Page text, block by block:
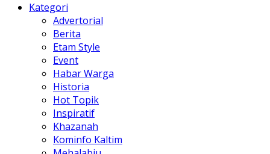
Kategori
Advertorial
Berita
Etam Style
Event
Habar Warga
Historia
Hot Topik
Inspiratif
Khazanah
Kominfo Kaltim